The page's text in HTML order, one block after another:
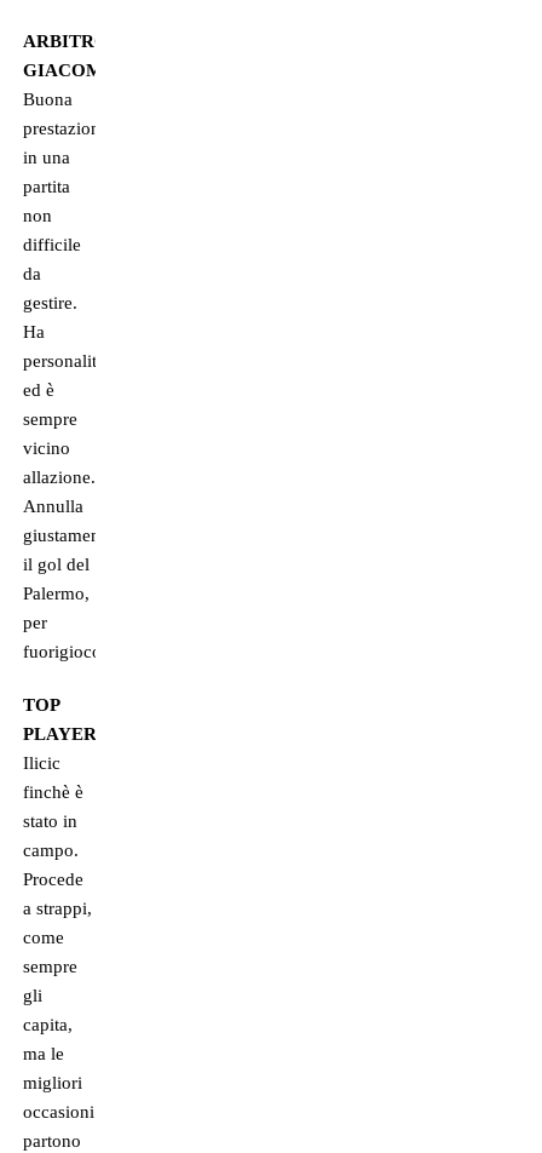
ARBITRO
GIACOMELLI
Buona
prestazione
in una
partita
non
difficile
da
gestire.
Ha
personalità
ed è
sempre
vicino
allazione.
Annulla
giustamente
il gol del
Palermo,
per
fuorigioco.
TOP
PLAYER
Ilicic
finchè è
stato in
campo.
Procede
a strappi,
come
sempre
gli
capita,
ma le
migliori
occasioni
partono